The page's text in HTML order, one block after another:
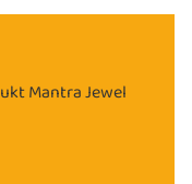
Mantra Jewel